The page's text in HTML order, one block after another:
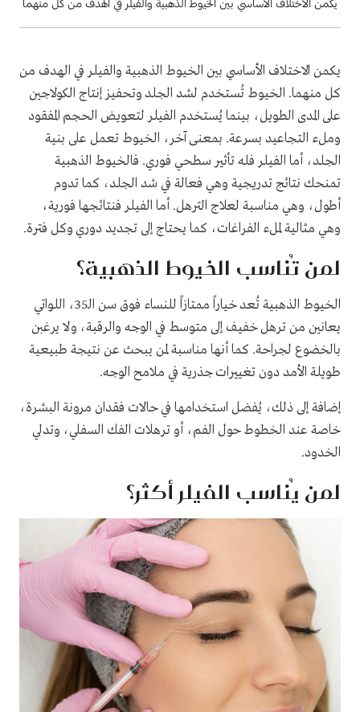
يكمن الاختلاف الأساسي بين الخيوط الذهبية والفيلر في الهدف من كل منهما
يكمن الاختلاف الأساسي بين الخيوط الذهبية والفيلر في الهدف من
كل منهما. الخيوط تُستخدم لشد الجلد وتحفيز إنتاج الكولاجين
على المدى الطويل، بينما يُستخدم الفيلر لتعويض الحجم المفقود
وملء التجاعيد بسرعة. بمعنى آخر، الخيوط تعمل على بنية
الجلد، أما الفيلر فله تأثير سطحي فوري. فالخيوط الذهبية
تمنحك نتائج تدريجية وهي فعالة في شد الجلد، كما تدوم
أطول، وهي مناسبة لعلاج الترهل. أما الفيلر فنتائجها فورية،
وهي مثالية لملء الفراغات، كما يحتاج إلى تجديد دوري وكل فترة.
لمن تُناسب الخيوط الذهبية؟
الخيوط الذهبية تُعد خياراً ممتازاً للنساء فوق سن الـ35، اللواتي
يعانين من ترهل خفيف إلى متوسط في الوجه والرقبة، ولا يرغبن
بالخضوع لجراحة. كما أنها مناسبة لمن يبحث عن نتيجة طبيعية
طويلة الأمد دون تغييرات جذرية في ملامح الوجه.
إضافة إلى ذلك، يُفضل استخدامها في حالات فقدان مرونة البشرة،
خاصة عند الخطوط حول الفم، أو ترهلات الفك السفلي، وتدلي
الخدود.
لمن يُناسب الفيلر أكثر؟